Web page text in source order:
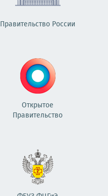
Правительство России
Открытое
Правительство